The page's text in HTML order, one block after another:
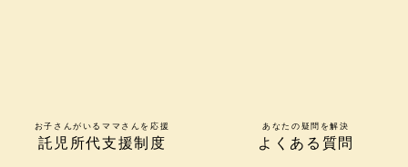
お子さんがいるママさんを応援
託児所代支援制度
あなたの疑問を解決
よくある質問